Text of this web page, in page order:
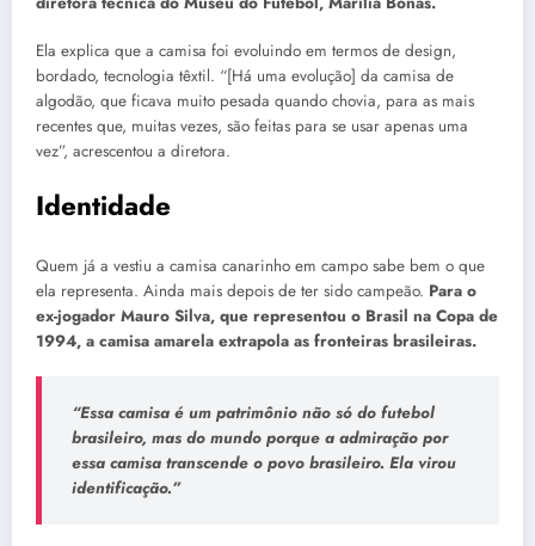
Ela explica que a camisa foi evoluindo em termos de design,
bordado, tecnologia têxtil. “[Há uma evolução] da camisa de
algodão, que ficava muito pesada quando chovia, para as mais
recentes que, muitas vezes, são feitas para se usar apenas uma
vez”, acrescentou a diretora.
Identidade
Quem já a vestiu a camisa canarinho em campo sabe bem o que
ela representa. Ainda mais depois de ter sido campeão. Para o
ex-jogador Mauro Silva, que representou o Brasil na Copa de
1994, a camisa amarela extrapola as fronteiras brasileiras.
“Essa camisa é um patrimônio não só do futebol
brasileiro, mas do mundo porque a admiração por
essa camisa transcende o povo brasileiro. Ela virou
identificação.”